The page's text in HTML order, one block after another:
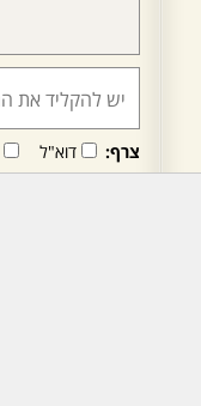
צרף: דוא"ל